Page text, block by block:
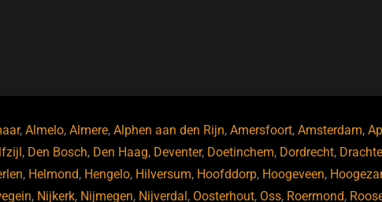
, Almelo, Almere, Alphen aan den Rijn, Amersfoort, Amsterdam,
, Den Bosch, Den Haag, Deventer, Doetinchem, Dordrecht,
, Helmond, Hengelo, Hilversum, Hoofddorp, Hoogeveen,
, Nijkerk, Nijmegen, Nijverdal , Oosterhout, Oss, Roermond,